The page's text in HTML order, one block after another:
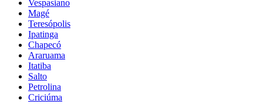
Vespasiano
Magé
Teresópolis
Ipatinga
Chapecó
Araruama
Itatiba
Salto
Petrolina
Criciúma